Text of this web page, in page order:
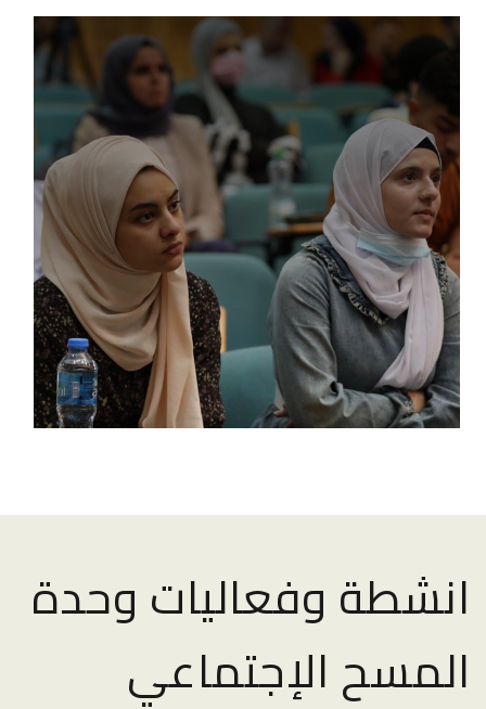
انشطة وفعاليات وحدة
المسح الإجتماعي